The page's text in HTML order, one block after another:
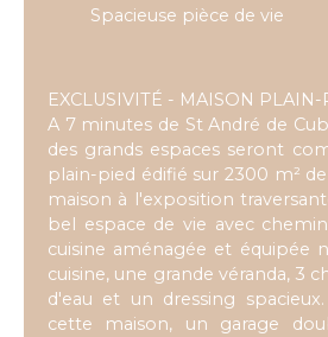
Spacieuse pièce de vie
EXCLUSIVITÉ - MAISON PLAIN-
A 7 minutes de St André de
des grands espaces seront
plain-pied édifié sur 2300 m²
maison à l'exposition
bel espace de vie avec
cuisine aménagée et équipée
cuisine, une grande véranda, 3
d'eau et un dressing
cette maison, un garage